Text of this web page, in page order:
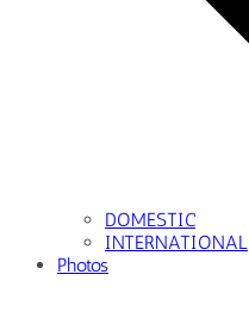
DOMESTIC
INTERNATIONAL
Photos